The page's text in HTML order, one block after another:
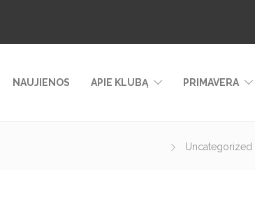
NAUJIENOS APIE KLUBĄ PRIMAVERA
Uncategorized